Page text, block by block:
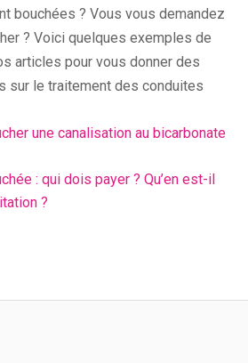
bouchées ? Vous vous demandez
? Voici quelques exemples de
articles pour vous donner des
sur le traitement des conduites
une canalisation au bicarbonate
: qui dois payer ? Qu’en est-il
?